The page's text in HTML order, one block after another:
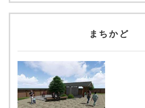
まちかど